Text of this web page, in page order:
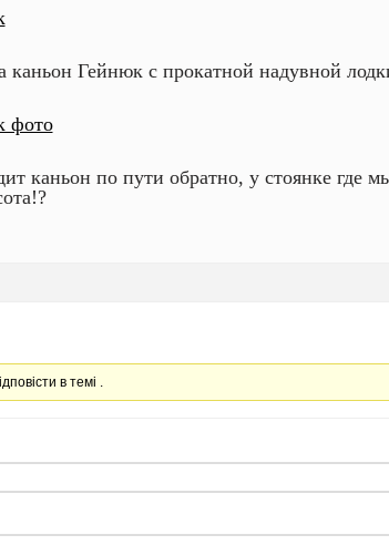
каньон Гейнюк с прокатной надувной
каньон по пути обратно, у стоянке где
в темі .